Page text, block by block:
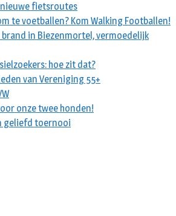
fietsroutes
te voetballen? Kom Walking Footballen!
in Biezenmortel, vermoedelijk
hoe zit dat?
van Vereniging 55+
onze twee honden!
geliefd toernooi